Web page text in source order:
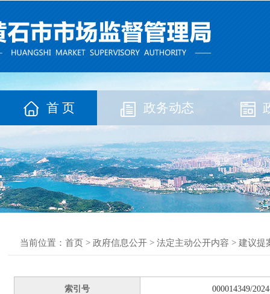
首 页 政务动态
当前位置： 首页 > 政府信息公开 > 法定主动公开内容 > 建议提
索引号 000014349/